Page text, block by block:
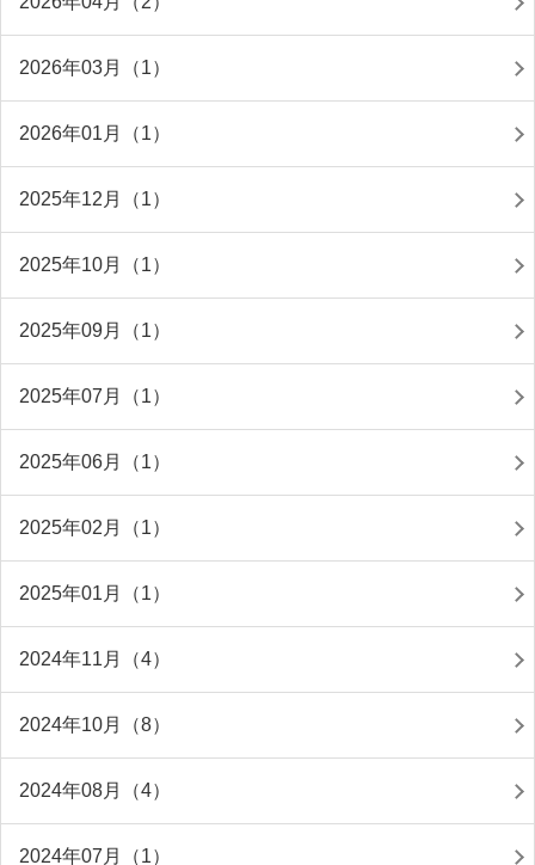
2026年03月（1）
2026年01月（1）
2025年12月（1）
2025年10月（1）
2025年09月（1）
2025年07月（1）
2025年06月（1）
2025年02月（1）
2025年01月（1）
2024年11月（4）
2024年10月（8）
2024年08月（4）
2024年07月（1）